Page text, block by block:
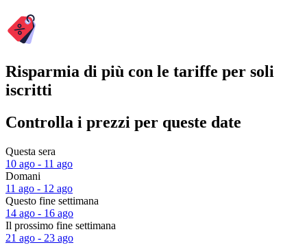
Risparmia di più con le tariffe per soli
iscritti
Controlla i prezzi per queste date
Questa sera
10 ago - 11 ago
Domani
11 ago - 12 ago
Questo fine settimana
14 ago - 16 ago
Il prossimo fine settimana
21 ago - 23 ago